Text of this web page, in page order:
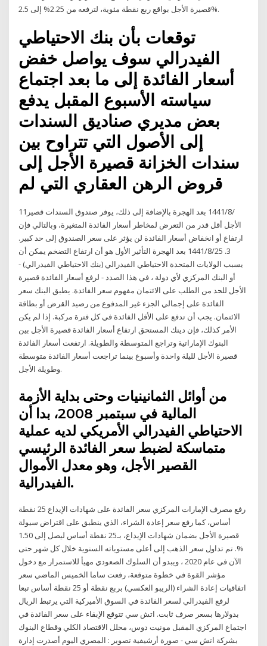
قصيرة الأجل بواقع ربع نقطة مئوية، لترفعه من 2.25% إلى 2.5%.
توقعات بأن بنك الاحتياطي
الفيدرالي سوف يواصل خفض
أسعار الفائدة إلى ما بعد اجتماع
سياسته الأسبوع المقبل يدفع
بعض مديري صناديق السندات
إلى الأصول التي تتراوح بين
سندات الخزانة قصيرة الأجل إلى
قروض الرهن العقاري التي لم
11‏‏/8‏‏/1441 بعد الهجرة بالإضافة إلى ذلك، يوفر صندوق السندات قصير
الأجل أقل قدر من التعرض لمخاطر أسعار الفائدة المتغيرة، وبالتالي فإن
ارتفاع أو انخفاض أسعار الفائدة لن يؤثر على سعر الصندوق إلى حد كبير.
3. 25‏‏/8‏‏/1441 بعد الهجرة التأثير الأول هو أن ارتفاع التضخم يمكن أن
يسبب الولايات المتحدة الاحتياطي الفيدرالي (بنك الاحتياطي الفيدرالي) -
أو البنك المركزي لأي دولة ، في هذا الصدد - لرفع أسعار الفائدة قصيرة
الأجل للحد من الطلب على الائتمان مفهوم سعر الفائدة. يطبق البنك سعر
الفائدة على إجمالي الجزء غير المدفوع من رصيد القرض أو بطاقة
الائتمان. يجب أن تدفع على الأقل الفائدة في كل فترة مركبة. إذا لم يكن
الأمر كذلك، فإن دينك المستحق ارتفاع أسعار الفائدة قصيرة الأجل بين
البنوك الإماراتية وتراجع المتوسطة والطويلة. ارتفعت أسعار الفائدة
قصيرة الأجل لليلة واحدة وأسبوع بينما تراجعت أسعار الفائدة متوسطة
وطويلة الأجل.
من أوائل الثمانينيات وحتى بداية الأزمة
المالية في سبتمبر 2008، بدا أن
الاحتياطي الفيدرالي الأمريكي لديه عملية
متماسكة لضبط سعر الفائدة الرئيسي
القصير الأجل، وهو معدل الأموال
الفيدرالية.
رفع مصرف الإمارات المركزي سعر الفائدة على شهادات الإيداع 25 نقطة
أساس، كما رفع سعر إعادة الشراء، الذي ينطبق على اقتراض سيولة
قصيرة الأجل بضمان شهادات الإيداع، بـ25 نقطة أساس ليصل إلى 1.50
%. تم تداول سعر الذهب إلى أعلى مستوياته السنوية خلال كل شهر حتى
الآن في عام 2020 ، ويبدو أن السلوك الصعودي مهيأ للاستمرار مع دخول
مؤشر القوة في خطوة متوقعة، رفعت ساما الخميس الماضي سعر
اتفاقيات إعادة الشراء (الريبو العكسي) بربع نقطة أو 25 نقطة أساس تبعا
لرفع الفيدرالي لسعر الفائدة في السوق الأميركية التي يرتبط الريال
بدولارها بسعر صرف ثابت. اتش سي تتوقع الإبقاء على سعر الفائدة في
اجتماع المركزي المقبل مونيت دوس، محلل الاقتصاد الكلي وقطاع البنوك
بشركة اتش سي - صورة أرشيفية تصوير : المصري اليوم أصدرت إدارة